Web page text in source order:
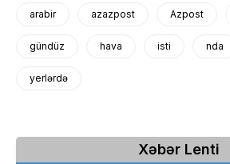
arabir azazpost Azpost
gündüz hava isti nda
yerlərdə
Xəbər Lenti